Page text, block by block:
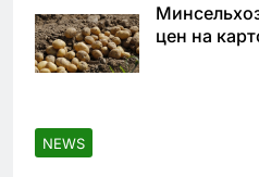
цен на
NEWS